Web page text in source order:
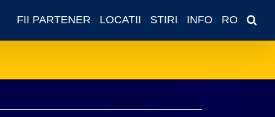
FII PARTENER LOCATII STIRI INFO RO